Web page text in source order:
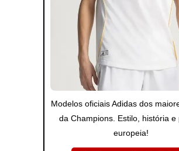
Modelos oficiais Adidas dos
da Champions. Estilo, história e
europeia!